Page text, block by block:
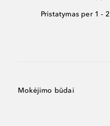
Pristatymas per 1 -
Mokėjimo būdai